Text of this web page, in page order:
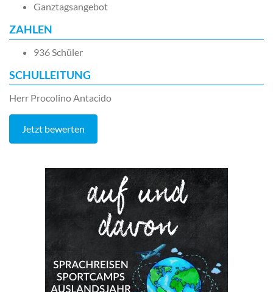
Ganztagsangebot
ZAHLEN
936 Schüler
SCHULLEITUNG
Herr Procolino Antacido
Jetzt bewerten